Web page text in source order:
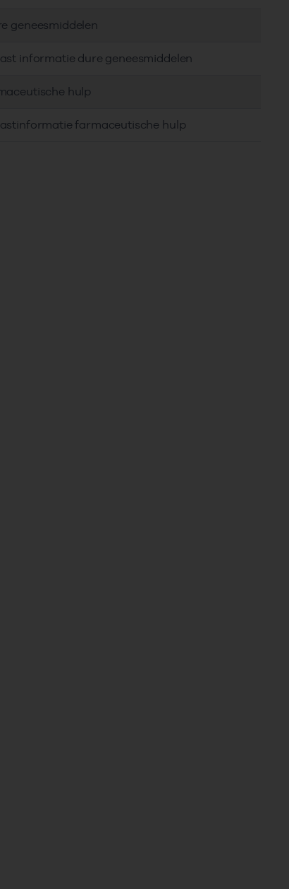
geneesmiddelen
informatie dure geneesmiddelen
hulp
farmaceutische hulp